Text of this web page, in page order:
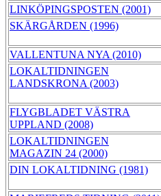
LINKÖPINGSPOSTEN (2001)
SKÄRGÅRDEN (1996)
VALLENTUNA NYA (2010)
LOKALTIDNINGEN
LANDSKRONA (2003)
FLYGBLADET VÄSTRA
UPPLAND (2008)
LOKALTIDNINGEN
MAGAZIN 24 (2000)
DIN LOKALTIDNING (1981)